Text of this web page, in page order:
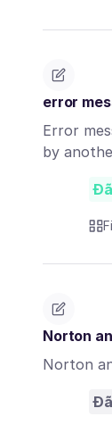
error
Error
by
Norton
Norton